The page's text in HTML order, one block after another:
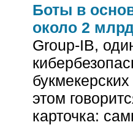
Боты в
около 2
Group-IB,
этом
карточка: